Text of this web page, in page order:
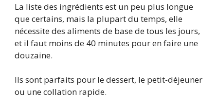
La liste des ingrédients est un peu plus longue
que certains, mais la plupart du temps, elle
nécessite des aliments de base de tous les jours,
et il faut moins de 40 minutes pour en faire une
douzaine.
Ils sont parfaits pour le dessert, le petit-déjeuner
ou une collation rapide.